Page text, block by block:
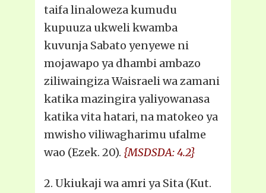
taifa linaloweza kumudu
kupuuza ukweli kwamba
kuvunja Sabato yenyewe ni
mojawapo ya dhambi ambazo
ziliwaingiza Waisraeli wa zamani
katika mazingira yaliyowanasa
katika vita hatari, na matokeo ya
mwisho viliwagharimu ufalme
wao (Ezek. 20). {MSDSDA: 4.2}
2. Ukiukaji wa amri ya Sita (Kut.